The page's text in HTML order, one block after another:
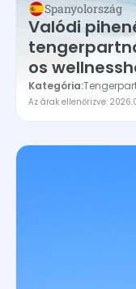
Spanyolország
Valódi
os
99.600Ft
Kategória:
Az árak ellenőrizve: